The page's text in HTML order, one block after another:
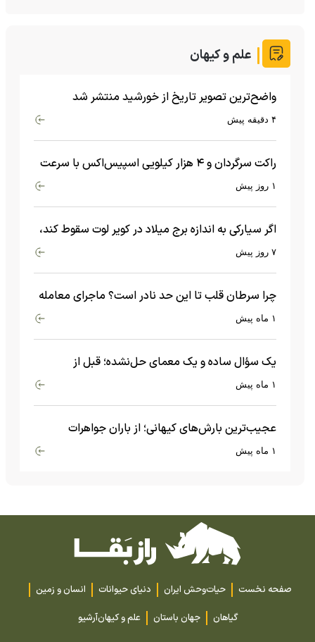
علم و کیهان
واضح‌ترین تصویر تاریخ از خورشید منتشر شد
۴ دقیقه پیش
راکت سرگردان و ۴ هزار کیلویی اسپیس‌اکس با سرعت
هشت هزار و ۶۹۰ کیلومتر در ساعت به ماه برخورد کرد۱ روز پیش
اگر سیارکی به اندازه برج میلاد در کویر لوت سقوط کند،
چه اتفاقی می‌افتد؟
۷ روز پیش
چرا سرطان قلب تا این حد نادر است؟ ماجرای معامله
عجیبی که در بدن اتفاق می‌افتد!۱ ماه پیش
یک سؤال ساده و یک معمای حل‌نشده؛ قبل از
بیگ‌بنگ و آغاز جهان چه چیزی وجود داشت؟۱ ماه پیش
عجیب‌ترین بارش‌های کیهانی؛ از باران جواهرات
گران‌قیمت تا بارش آهن و شیشه۱ ماه پیش
صفحه نخست حیات‌وحش ایران دنیای حیوانات
انسان و زمین
گیاهان
جهان باستان علم و کیهانآرشیو